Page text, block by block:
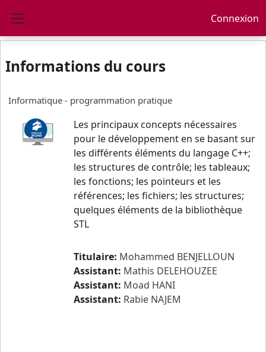
Connexion
Informations du cours
Informatique - programmation pratique
Les principaux concepts nécessaires
pour le développement en se basant sur
les différents éléments du langage C++;
les structures de contrôle; les tableaux;
les fonctions; les pointeurs et les
références; les fichiers; les structures;
quelques éléments de la bibliothèque
STL
Titulaire: Mohammed BENJELLOUN
Assistant: Mathis DELEHOUZEE
Assistant: Moad HANI
Assistant: Rabie NAJEM